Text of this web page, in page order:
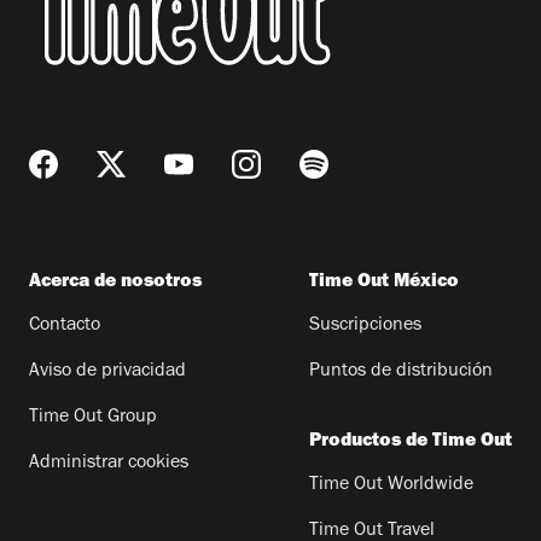
Acerca de nosotros
Contacto
Aviso de privacidad
Time Out Group
Administrar cookies
Time Out México
Suscripciones
Puntos de distribución
Productos de Time Out
Time Out Worldwide
Time Out Travel